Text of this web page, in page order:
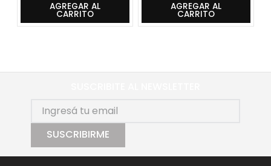
AGREGAR AL
CARRITO
AGREGAR AL
CARRITO
SUSCRIBIRME